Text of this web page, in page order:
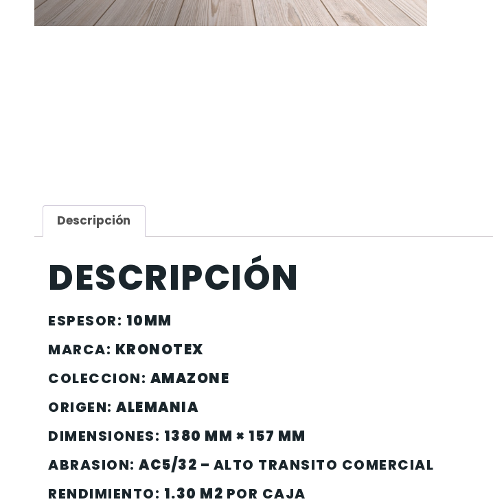
Descripción
DESCRIPCIÓN
ESPESOR: 10MM
MARCA: KRONOTEX
COLECCION: AMAZONE
ORIGEN: ALEMANIA
DIMENSIONES: 1380 MM × 157 MM
ABRASION: AC5/32 – ALTO TRANSITO COMERCIAL
RENDIMIENTO: 1.30 M2 POR CAJA